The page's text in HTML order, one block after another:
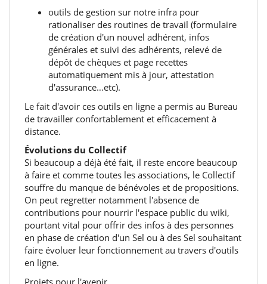
outils de gestion sur notre infra pour
rationaliser des routines de travail (formulaire
de création d'un nouvel adhérent, infos
générales et suivi des adhérents, relevé de
dépôt de chèques et page recettes
automatiquement mis à jour, attestation
d'assurance…etc).
Le fait d'avoir ces outils en ligne a permis au Bureau
de travailler confortablement et efficacement à
distance.
Évolutions du Collectif
Si beaucoup a déjà été fait,‭ ‬il reste encore beaucoup
à faire et comme toutes les associations,‭ ‬le Collectif
souffre du manque de bénévoles et de propositions.‭
‬On peut regretter notamment l'absence de
contributions pour nourrir l'espace public du wiki,‭
‬pourtant vital pour offrir des infos à des personnes
en phase de création d'un Sel ou à des Sel souhaitant
faire évoluer leur fonctionnement au travers d'outils
en ligne.‭
Projets pour l'avenir